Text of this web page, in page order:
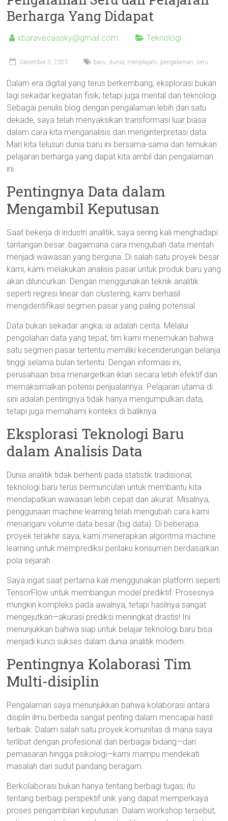
Berharga Yang Didapat
xbaravecaasky@gmail.com Teknologi
December 5, 2025 baru, dunia, menjelajahi, pengalaman, seru
Dalam era digital yang terus berkembang, eksplorasi bukan
lagi sekadar kegiatan fisik, tetapi juga mental dan teknologi.
Sebagai penulis blog dengan pengalaman lebih dari satu
dekade, saya telah menyaksikan transformasi luar biasa
dalam cara kita menganalisis dan menginterpretasi data.
Mari kita telusuri dunia baru ini bersama-sama dan temukan
pelajaran berharga yang dapat kita ambil dari pengalaman
ini.
Pentingnya Data dalam
Mengambil Keputusan
Saat bekerja di industri analitik, saya sering kali menghadapi
tantangan besar: bagaimana cara mengubah data mentah
menjadi wawasan yang berguna. Di salah satu proyek besar
kami, kami melakukan analisis pasar untuk produk baru yang
akan diluncurkan. Dengan menggunakan teknik analitik
seperti regresi linear dan clustering, kami berhasil
mengidentifikasi segmen pasar yang paling potensial.
Data bukan sekadar angka; ia adalah cerita. Melalui
pengolahan data yang tepat, tim kami menemukan bahwa
satu segmen pasar tertentu memiliki kecenderungan belanja
tinggi selama bulan tertentu. Dengan informasi ini,
perusahaan bisa menargetkan iklan secara lebih efektif dan
memaksimalkan potensi penjualannya. Pelajaran utama di
sini adalah pentingnya tidak hanya mengumpulkan data,
tetapi juga memahami konteks di baliknya.
Eksplorasi Teknologi Baru
dalam Analisis Data
Dunia analitik tidak berhenti pada statistik tradisional;
teknologi baru terus bermunculan untuk membantu kita
mendapatkan wawasan lebih cepat dan akurat. Misalnya,
penggunaan machine learning telah mengubah cara kami
menangani volume data besar (big data). Di beberapa
proyek terakhir saya, kami menerapkan algoritma machine
learning untuk memprediksi perilaku konsumen berdasarkan
pola sejarah.
Saya ingat saat pertama kali menggunakan platform seperti
TensorFlow untuk membangun model prediktif. Prosesnya
mungkin kompleks pada awalnya, tetapi hasilnya sangat
mengejutkan—akurasi prediksi meningkat drastis! Ini
menunjukkan bahwa siap untuk belajar teknologi baru bisa
menjadi kunci sukses dalam dunia analitik modern.
Pentingnya Kolaborasi Tim
Multi-disiplin
Pengalaman saya menunjukkan bahwa kolaborasi antara
disiplin ilmu berbeda sangat penting dalam mencapai hasil
terbaik. Dalam salah satu proyek komunitas di mana saya
terlibat dengan profesional dari berbagai bidang—dari
pemasaran hingga psikologi—kami mampu mendekati
masalah dari sudut pandang beragam.
Berkolaborasi bukan hanya tentang berbagi tugas; itu
tentang berbagi perspektif unik yang dapat memperkaya
proses pengambilan keputusan. Dalam workshop tersebut,